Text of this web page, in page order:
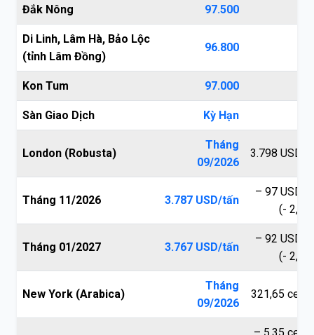
Đắk Nông 97.500
Di Linh, Lâm Hà, Bảo Lộc
(tỉnh Lâm Đồng)
96.800
Kon Tum 97.000
Sàn Giao Dịch Kỳ Hạn
London (Robusta)
Tháng
09/2026
3.798 USD/
Tháng 11/2026 3.787 USD/tấn
– 97 USD/
(-
Tháng 01/2027 3.767 USD/tấn
– 92 USD/
(-
New York (Arabica)
Tháng
09/2026
321,65